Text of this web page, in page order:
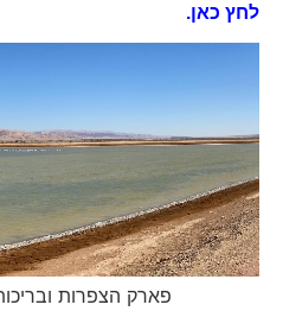
לחץ כאן.
פארק הצפרות